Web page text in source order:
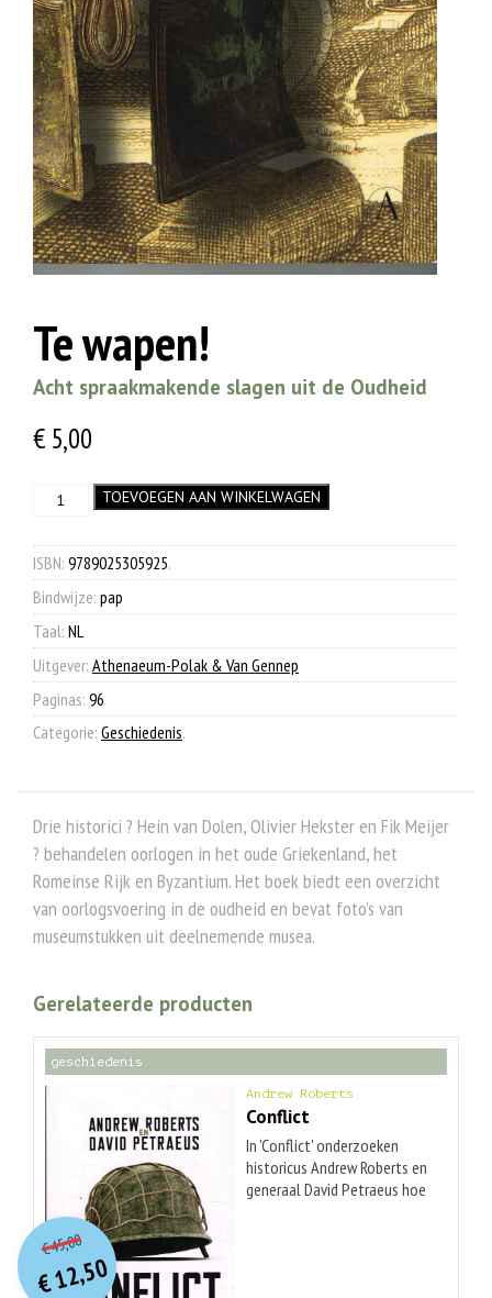
Te wapen!
Acht spraakmakende slagen uit de Oudheid
€ 5,00
TOEVOEGEN AAN WINKELWAGEN
ISBN: 9789025305925.
Bindwijze: pap
Taal: NL
Uitgever: Athenaeum-Polak & Van Gennep
Paginas: 96
Categorie: Geschiedenis.
Drie historici ? Hein van Dolen, Olivier Hekster en Fik Meijer
? behandelen oorlogen in het oude Griekenland, het
Romeinse Rijk en Byzantium. Het boek biedt een overzicht
van oorlogsvoering in de oudheid en bevat foto’s van
museumstukken uit deelnemende musea.
Gerelateerde producten
geschiedenis
Andrew Roberts
Conflict
In 'Conflict' onderzoeken
historicus Andrew Roberts en
generaal David Petraeus hoe
€45,00O
orspr
onkelijke
prijs
was:
€12,50
Huidige
prijs
is: